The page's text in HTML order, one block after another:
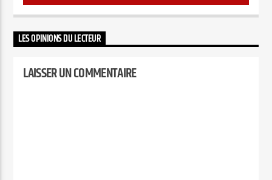
LES OPINIONS DU LECTEUR
LAISSER UN COMMENTAIRE